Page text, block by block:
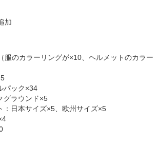
加
服のカラーリングが×10、ヘルメットのカラー
パック×34
グラウンド×5
：日本サイズ×5、欧州サイズ×5